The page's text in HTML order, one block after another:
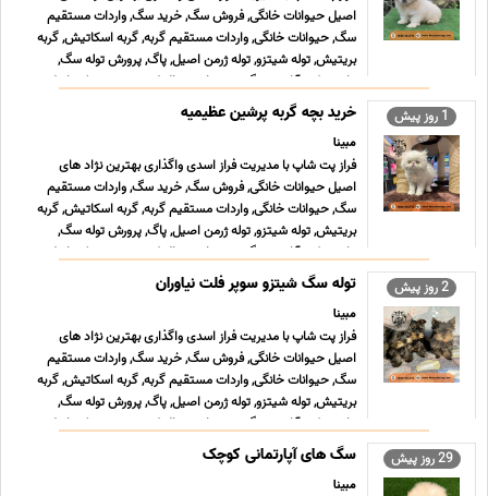
اصیل حیوانات خانگی, فروش سگ, خرید سگ, واردات مستقیم
سگ, حیوانات خانگی, واردات مستقیم گربه, گربه اسکاتیش, گربه
بریتیش, توله شیتزو, توله ژرمن اصیل, پاگ, پرورش توله سگ,
دامپزشکی, آرایش سگ, پت شاپ, رویال کنین جیبی, جک راسل,
توله ... ...
1 روز پیش خرید بچه گربه پرشین عظیمیه
مبینا
فراز پت شاپ با مدیریت فراز اسدی واگذاری بهترین نژاد های
اصیل حیوانات خانگی, فروش سگ, خرید سگ, واردات مستقیم
سگ, حیوانات خانگی, واردات مستقیم گربه, گربه اسکاتیش, گربه
بریتیش, توله شیتزو, توله ژرمن اصیل, پاگ, پرورش توله سگ,
دامپزشکی, آرایش سگ, پت شاپ, رویال کنین جیبی, جک راسل,
توله ... ...
2 روز پیش توله سگ شیتزو سوپر فلت نیاوران
مبینا
فراز پت شاپ با مدیریت فراز اسدی واگذاری بهترین نژاد های
اصیل حیوانات خانگی, فروش سگ, خرید سگ, واردات مستقیم
سگ, حیوانات خانگی, واردات مستقیم گربه, گربه اسکاتیش, گربه
بریتیش, توله شیتزو, توله ژرمن اصیل, پاگ, پرورش توله سگ,
دامپزشکی, آرایش سگ, پت شاپ, رویال کنین جیبی, جک راسل,
توله ... ...
29 روز پیش سگ های آپارتمانی کوچک
مبینا